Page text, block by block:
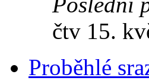
čtv 15.
Proběhlé